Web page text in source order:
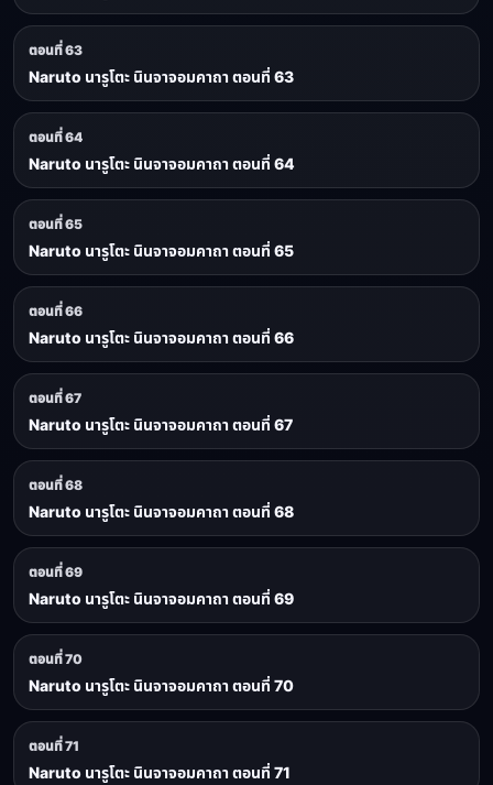
ตอนที่ 63
Naruto นารูโตะ นินจาจอมคาถา ตอนที่ 63
ตอนที่ 64
Naruto นารูโตะ นินจาจอมคาถา ตอนที่ 64
ตอนที่ 65
Naruto นารูโตะ นินจาจอมคาถา ตอนที่ 65
ตอนที่ 66
Naruto นารูโตะ นินจาจอมคาถา ตอนที่ 66
ตอนที่ 67
Naruto นารูโตะ นินจาจอมคาถา ตอนที่ 67
ตอนที่ 68
Naruto นารูโตะ นินจาจอมคาถา ตอนที่ 68
ตอนที่ 69
Naruto นารูโตะ นินจาจอมคาถา ตอนที่ 69
ตอนที่ 70
Naruto นารูโตะ นินจาจอมคาถา ตอนที่ 70
ตอนที่ 71
Naruto นารูโตะ นินจาจอมคาถา ตอนที่ 71